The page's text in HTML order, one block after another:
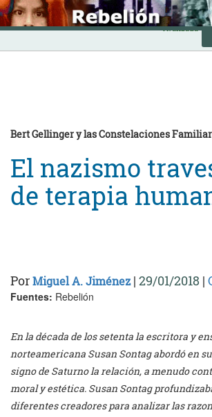
Skip
to
content
INICIO
Avanzada
Bert Gellinger y las Constelaciones
El nazismo
de terapia
PorMiguel A. Jiménez| 29/01/2018 |
Fuentes: Rebelión
En la década de los setenta la escritora y
norteamericana Susan Sontag abordó en
signo de Saturno la relación, a menudo
moral y estética. Susan Sontag
diferentes creadores para analizar las